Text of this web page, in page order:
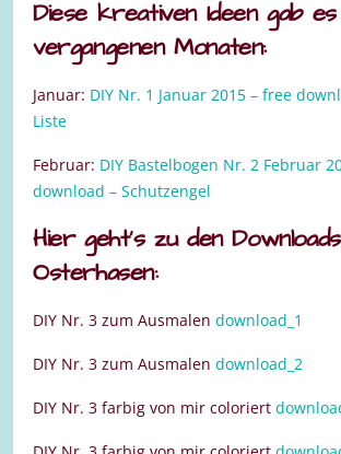
Diese kreativen Ideen gab
vergangenen Monaten:
Januar: DIY Nr. 1 Januar 2015 – free
Liste
Februar: DIY Bastelbogen Nr. 2 Februar
download – Schutzengel
Hier geht’s zu den
Osterhasen:
DIY Nr. 3 zum Ausmalen download_1
DIY Nr. 3 zum Ausmalen download_2
DIY Nr. 3 farbig von mir coloriert